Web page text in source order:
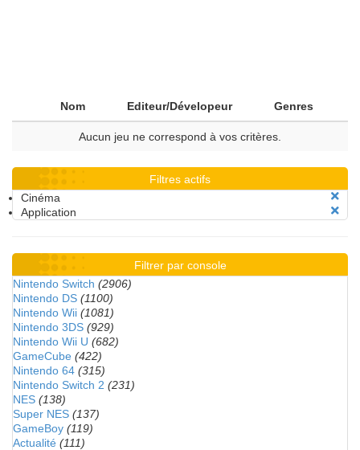
Nom Editeur/Dévelopeur Genres
Aucun jeu ne correspond à vos critères.
Filtres actifs
Cinéma
Application
Filtrer par console
Nintendo Switch (2906)
Nintendo DS (1100)
Nintendo Wii (1081)
Nintendo 3DS (929)
Nintendo Wii U (682)
GameCube (422)
Nintendo 64 (315)
Nintendo Switch 2 (231)
NES (138)
Super NES (137)
GameBoy (119)
Actualité (111)